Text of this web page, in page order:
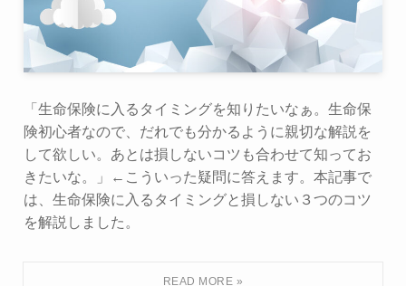
「生命保険に入るタイミングを知りたいなぁ。生命保
険初心者なので、だれでも分かるように親切な解説を
して欲しい。あとは損しないコツも合わせて知ってお
きたいな。」←こういった疑問に答えます。本記事で
は、生命保険に入るタイミングと損しない３つのコツ
を解説しました。